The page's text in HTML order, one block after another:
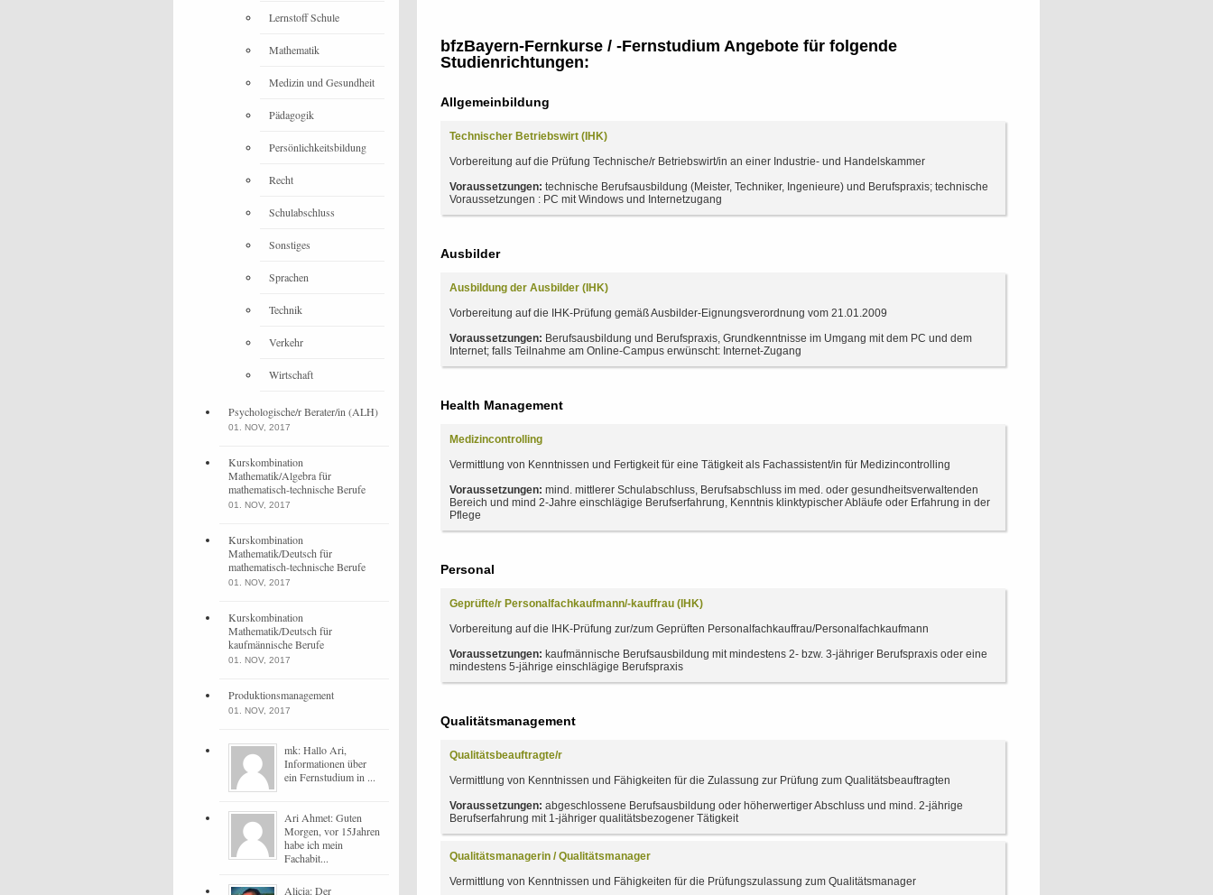
bfzBayern-Fernkurse / -Fernstudium Angebote für folgende
Studienrichtungen:
Allgemeinbildung
Technischer Betriebswirt (IHK)
Vorbereitung auf die Prüfung Technische/r Betriebswirt/in an einer Industrie- und Handelskammer
Voraussetzungen: technische Berufsausbildung (Meister, Techniker, Ingenieure) und Berufspraxis; technische
Voraussetzungen : PC mit Windows und Internetzugang
Ausbilder
Ausbildung der Ausbilder (IHK)
Vorbereitung auf die IHK-Prüfung gemäß Ausbilder-Eignungsverordnung vom 21.01.2009
Voraussetzungen: Berufsausbildung und Berufspraxis, Grundkenntnisse im Umgang mit dem PC und dem
Internet; falls Teilnahme am Online-Campus erwünscht: Internet-Zugang
Health Management
Medizincontrolling
Vermittlung von Kenntnissen und Fertigkeit für eine Tätigkeit als Fachassistent/in für Medizincontrolling
Voraussetzungen: mind. mittlerer Schulabschluss, Berufsabschluss im med. oder gesundheitsverwaltenden
Bereich und mind 2-Jahre einschlägige Berufserfahrung, Kenntnis klinktypischer Abläufe oder Erfahrung in der
Pflege
Personal
Geprüfte/r Personalfachkaufmann/-kauffrau (IHK)
Vorbereitung auf die IHK-Prüfung zur/zum Geprüften Personalfachkauffrau/Personalfachkaufmann
Voraussetzungen: kaufmännische Berufsausbildung mit mindestens 2- bzw. 3-jähriger Berufspraxis oder eine
mindestens 5-jährige einschlägige Berufspraxis
Qualitätsmanagement
Qualitätsbeauftragte/r
Vermittlung von Kenntnissen und Fähigkeiten für die Zulassung zur Prüfung zum Qualitätsbeauftragten
Voraussetzungen: abgeschlossene Berufsausbildung oder höherwertiger Abschluss und mind. 2-jährige
Berufserfahrung mit 1-jähriger qualitätsbezogener Tätigkeit
Qualitätsmanagerin / Qualitätsmanager
Vermittlung von Kenntnissen und Fähigkeiten für die Prüfungszulassung zum Qualitätsmanager
Lernstoff Schule
Mathematik
Medizin und Gesundheit
Pädagogik
Persönlichkeitsbildung
Recht
Schulabschluss
Sonstiges
Sprachen
Technik
Verkehr
Wirtschaft
Psychologische/r Berater/in (ALH)
01. NOV, 2017
Kurskombination
Mathematik/Algebra für
mathematisch-technische Berufe
01. NOV, 2017
Kurskombination
Mathematik/Deutsch für
mathematisch-technische Berufe
01. NOV, 2017
Kurskombination
Mathematik/Deutsch für
kaufmännische Berufe
01. NOV, 2017
Produktionsmanagement
01. NOV, 2017
mk: Hallo Ari,
Informationen über
ein Fernstudium in ...
Ari Ahmet: Guten
Morgen, vor 15Jahren
habe ich mein
Fachabit...
Alicia: Der